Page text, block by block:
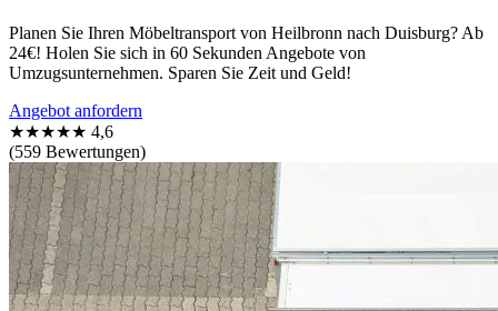
Planen Sie Ihren Möbeltransport von Heilbronn nach Duisburg? Ab
24€! Holen Sie sich in 60 Sekunden Angebote von
Umzugsunternehmen. Sparen Sie Zeit und Geld!
Angebot anfordern
★★★★★ 4,6
(559 Bewertungen)